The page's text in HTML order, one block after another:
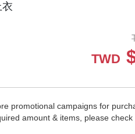
TWD
promotional campaigns for
amount & items, please check